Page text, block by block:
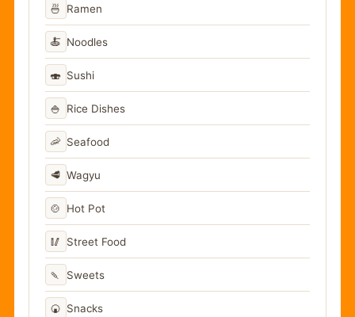
🍜 Ramen
🍝 Noodles
🍣 Sushi
🍚 Rice Dishes
🦐 Seafood
🥩 Wagyu
🍲 Hot Pot
🥢 Street Food
🍡 Sweets
🍘 Snacks